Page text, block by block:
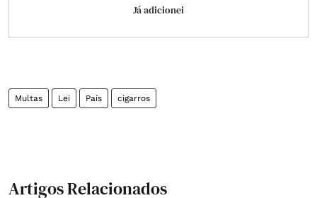
Já adicionei
Multas Lei País cigarros
Artigos Relacionados